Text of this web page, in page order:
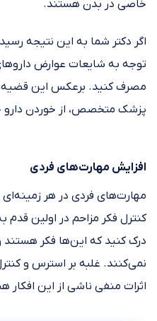
خاصی در بدن هستند.
اگر دکتر شما به این نتیجه
توجه به شایعات عوارض
مصرف کنید. برعکس این
پزشک متخصص، از خوردن دارو
افزایش مهارت‌های فردی
مهارت‌های فردی در هر
کنترل فکر مزاحم در اولین قدم
درک کنید که این‌ها فکر
نمی‌کنند. غلبه بر استرس و
اثرات منفی ناشی از این افکار